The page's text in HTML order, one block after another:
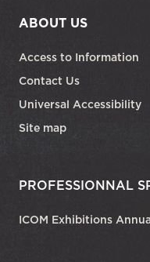
ABOUT US
Access to Information
Contact Us
Universal Accessibility
Site map
PROFESSIONNAL
ICOM Exhibitions